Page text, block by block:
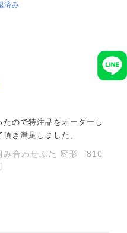
済み
ので特注品をオーダーし
き満足しました。
み合わせふた 変形 810